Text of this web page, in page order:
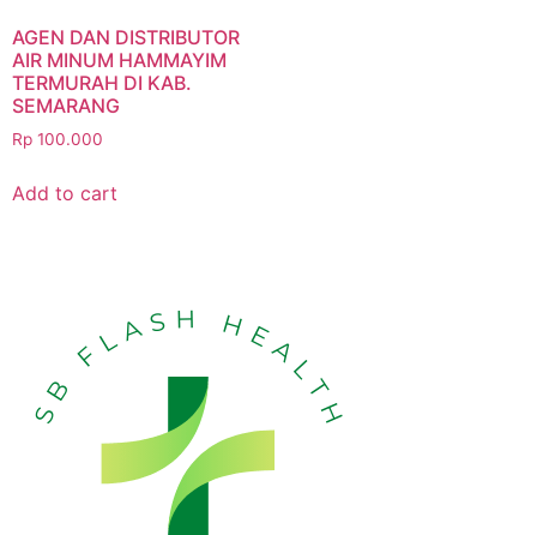
AGEN DAN DISTRIBUTOR
AIR MINUM HAMMAYIM
TERMURAH DI KAB.
SEMARANG
Rp 100.000
Add to cart